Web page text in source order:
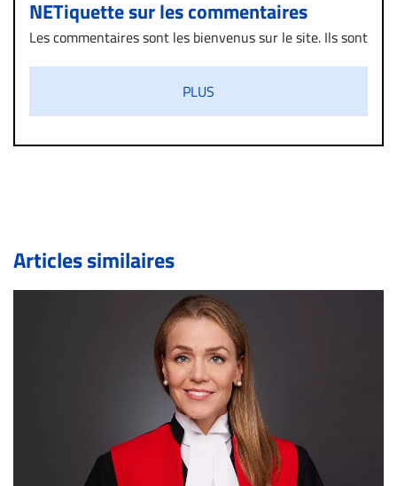
NETiquette sur les commentaires
Les commentaires sont les bienvenus sur le site. Ils sont
diffamatoire. Si malgré cette politique de modération,
un commentaire publié sur le site vous dérange, prenez
immédiatement contact par courriel (info@droit-
de validation, un droit de réponse.
Bien à vous,
La Rédaction de Droit-inc.com
PLUS
Articles similaires